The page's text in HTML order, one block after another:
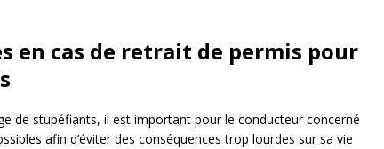
en cas de retrait de permis pour
de stupéfiants, il est important pour le conducteur concerné
afin d’éviter des conséquences trop lourdes sur sa vie